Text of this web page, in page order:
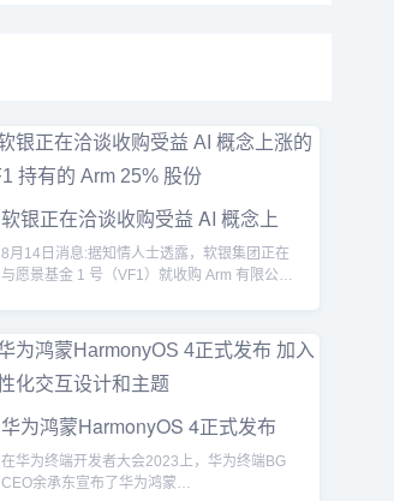
软银正在洽谈收购受益 AI 概念上
涨
8月14日消息:据知情人士透露，软银集团正在
与愿景基金 1 号（VF1）就收购 Arm 有限公司
华为鸿蒙HarmonyOS 4正式发布
加入
在华为终端开发者大会2023上，华为终端BG
CEO余承东宣布了华为鸿蒙